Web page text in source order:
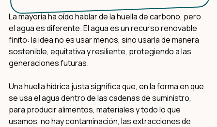
La mayoría ha oído hablar de la huella de carbono, pero
el agua es diferente. El agua es un recurso renovable
finito: la idea no es usar menos, sino usarla de manera
sostenible, equitativa y resiliente, protegiendo a las
generaciones futuras.
Una huella hídrica justa significa que, en la forma en que
se usa el agua dentro de las cadenas de suministro,
para producir alimentos, materiales y todo lo que
usamos, no hay contaminación, las extracciones de